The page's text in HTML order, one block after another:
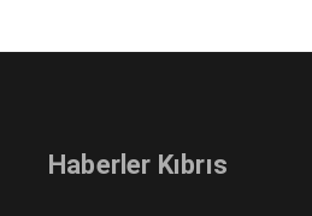
Haberler Kıbrıs